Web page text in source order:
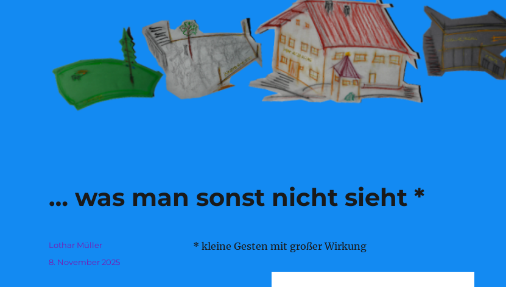
… was man sonst nicht sieht *
* kleine Gesten mit großer Wirkung
Autor
Lothar Müller
Veröffentlicht
8. November 2025